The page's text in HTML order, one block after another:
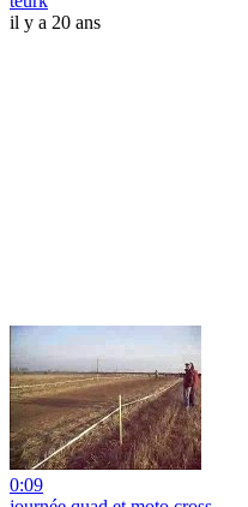
il y a 20 ans
0:09